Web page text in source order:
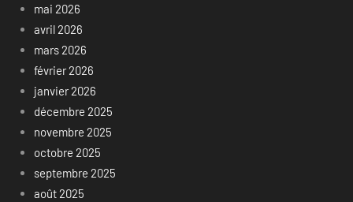
mai 2026
avril 2026
mars 2026
février 2026
janvier 2026
décembre 2025
novembre 2025
octobre 2025
septembre 2025
août 2025